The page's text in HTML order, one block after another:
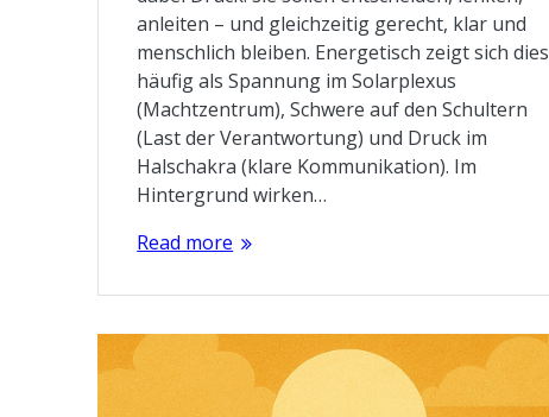
anleiten – und gleichzeitig gerecht, klar und
menschlich bleiben. Energetisch zeigt sich dies
häufig als Spannung im Solarplexus
(Machtzentrum), Schwere auf den Schultern
(Last der Verantwortung) und Druck im
Halschakra (klare Kommunikation). Im
Hintergrund wirken…
Read more